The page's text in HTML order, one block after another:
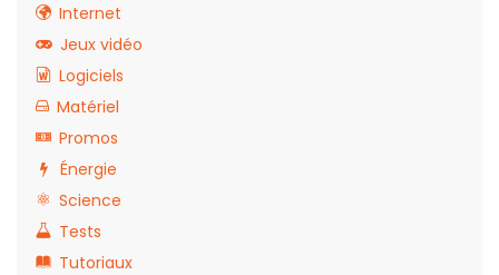
Internet
Jeux vidéo
Logiciels
Matériel
Promos
Énergie
Science
Tests
Tutoriaux